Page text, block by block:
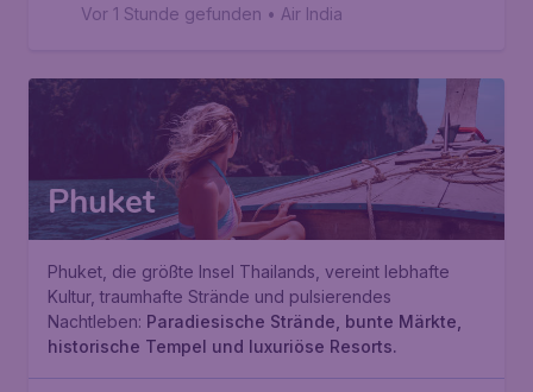
Manila, Internationaler Flughafen Ninoy Aquino
Vor 1 Stunde gefunden • Air India
Phuket
Phuket, die größte Insel Thailands, vereint lebhafte
Kultur, traumhafte Strände und pulsierendes
Nachtleben: Paradiesische Strände, bunte Märkte,
historische Tempel und luxuriöse Resorts.